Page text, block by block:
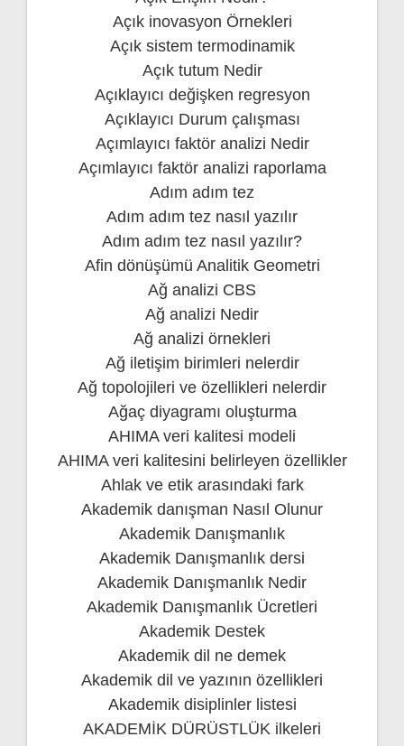
Açık inovasyon Örnekleri
Açık sistem termodinamik
Açık tutum Nedir
Açıklayıcı değişken regresyon
Açıklayıcı Durum çalışması
Açımlayıcı faktör analizi Nedir
Açımlayıcı faktör analizi raporlama
Adım adım tez
Adım adım tez nasıl yazılır
Adım adım tez nasıl yazılır?
Afin dönüşümü Analitik Geometri
Ağ analizi CBS
Ağ analizi Nedir
Ağ analizi örnekleri
Ağ iletişim birimleri nelerdir
Ağ topolojileri ve özellikleri nelerdir
Ağaç diyagramı oluşturma
AHIMA veri kalitesi modeli
AHIMA veri kalitesini belirleyen özellikler
Ahlak ve etik arasındaki fark
Akademik danışman Nasıl Olunur
Akademik Danışmanlık
Akademik Danışmanlık dersi
Akademik Danışmanlık Nedir
Akademik Danışmanlık Ücretleri
Akademik Destek
Akademik dil ne demek
Akademik dil ve yazının özellikleri
Akademik disiplinler listesi
AKADEMİK DÜRÜSTLÜK ilkeleri